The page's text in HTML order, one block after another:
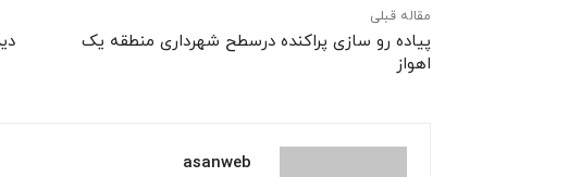
مقاله قبلی
پیاده رو سازی پراکنده درسطح شهرداری منطقه یک
اهواز
asanweb